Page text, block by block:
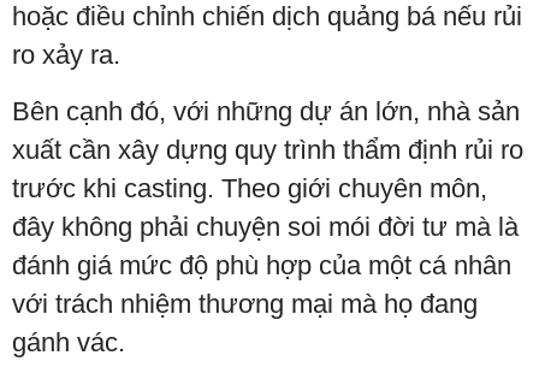
hoặc điều chỉnh chiến dịch quảng bá nếu rủi
ro xảy ra.
Bên cạnh đó, với những dự án lớn, nhà sản
xuất cần xây dựng quy trình thẩm định rủi ro
trước khi casting. Theo giới chuyên môn,
đây không phải chuyện soi mói đời tư mà là
đánh giá mức độ phù hợp của một cá nhân
với trách nhiệm thương mại mà họ đang
gánh vác.